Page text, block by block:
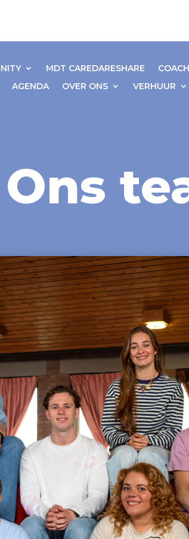
MDT CAREDARESHARE
AGENDA
OVER ONS VERHUUR
Ons